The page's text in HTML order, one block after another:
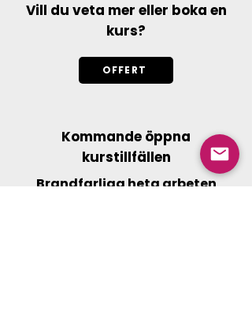
Vill du veta mer eller boka en
kurs?
OFFERT
Kommande öppna
kurstillfällen
Brandfarliga heta arbeten